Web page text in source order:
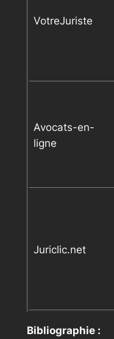
VotreJuriste
Avocats-en-
ligne
Juriclic.net
Bibliographie :